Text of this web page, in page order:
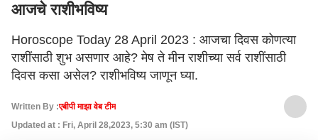
आजचे राशीभविष्य
Horoscope Today 28 April 2023 : आजचा दिवस कोणत्या
राशींसाठी शुभ असणार आहे? मेष ते मीन राशीच्या सर्व राशींसाठी
दिवस कसा असेल? राशीभविष्य जाणून घ्या.
Written By :एबीपी माझा वेब टीम
Updated at : Fri, April 28,2023, 5:30 am (IST)